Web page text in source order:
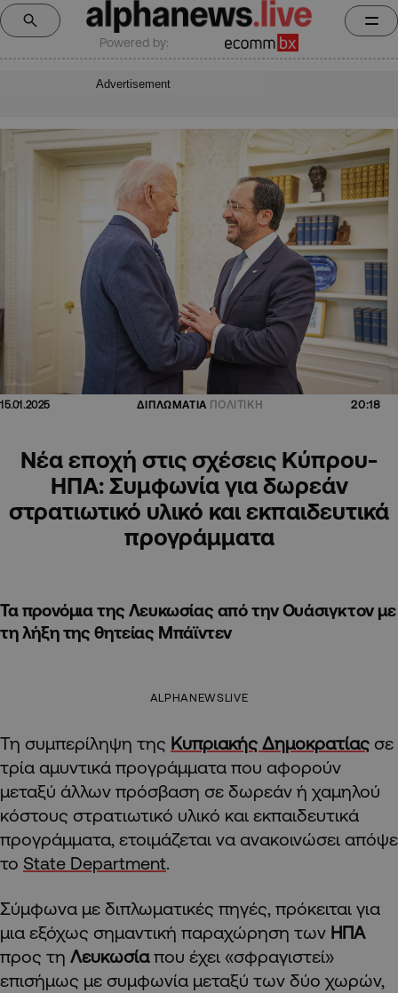
Powered by:
Advertisement
15.01.2025 ΔΙΠΛΩΜΑΤΙΑ ΠΟΛΙΤΙΚΗ 20:18
Νέα εποχή στις σχέσεις Κύπρου-
ΗΠΑ: Συμφωνία για δωρεάν
στρατιωτικό υλικό και εκπαιδευτικά
προγράμματα
Τα προνόμια της Λευκωσίας από την Ουάσιγκτον με
τη λήξη της θητείας Μπάϊντεν
ALPHANEWSLIVE
Τη συμπερίληψη της Κυπριακής Δημοκρατίας σε
τρία αμυντικά προγράμματα που αφορούν
μεταξύ άλλων πρόσβαση σε δωρεάν ή χαμηλού
κόστους στρατιωτικό υλικό και εκπαιδευτικά
προγράμματα, ετοιμάζεται να ανακοινώσει απόψε
το State Department.
Σύμφωνα με διπλωματικές πηγές, πρόκειται για
μια εξόχως σημαντική παραχώρηση των ΗΠΑ
προς τη Λευκωσίαπου έχει «σφραγιστεί»
επισήμως με συμφωνία μεταξύ των δύο χωρών,